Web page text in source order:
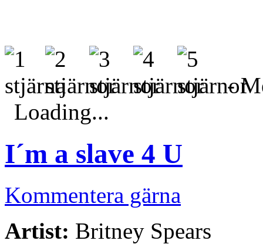
-
Loading...
I´m a slave 4 U
Kommentera gärna
Artist: Britney Spears